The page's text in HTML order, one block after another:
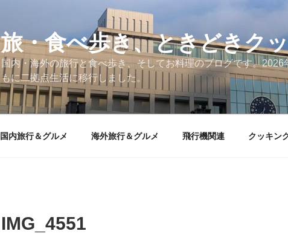
旅・食べ歩き、ときどきク
国内・海外の旅行と食べ歩き、そしてお料理のブログです。
もに二拠点生活に移行しました。
国内旅行＆グルメ 海外旅行＆グルメ 飛行機関連 クッキン
IMG_4551